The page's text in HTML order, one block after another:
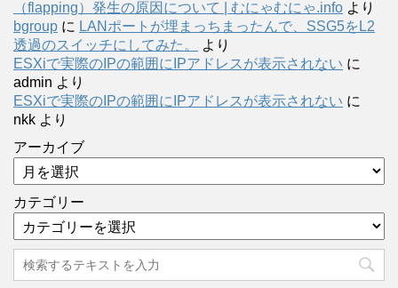
（flapping）発生の原因について | むにゃむにゃ.info より
bgroup に LANポートが埋まっちまったんで、SSG5をL2
透過のスイッチにしてみた。
より
ESXiで実際のIPの範囲にIPアドレスが表示されない に
admin より
ESXiで実際のIPの範囲にIPアドレスが表示されない に
nkk より
アーカイブ
カテゴリー